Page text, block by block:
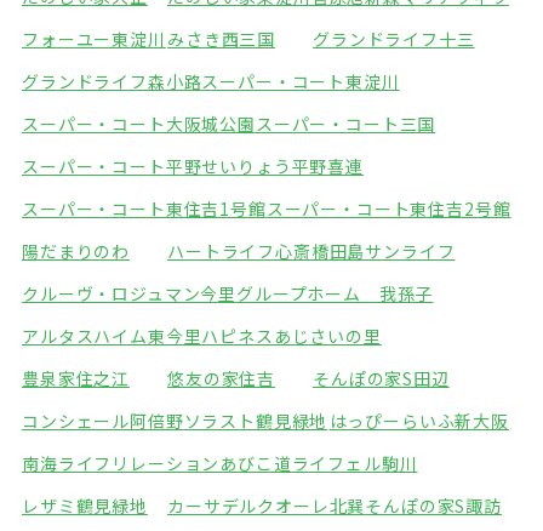
フォーユー東淀川 みさき西三国
グランドライフ十三
グランドライフ森小路スーパー・コート東淀川
スーパー・コート大阪城公園 スーパー・コート三国
スーパー・コート平野せいりょう平野喜連
スーパー・コート東住吉1号館スーパー・コート東住吉2号館
陽だまりのわ
ハートライフ心斎橋田島サンライフ
クルーヴ・ロジュマン今里 グループホーム 我孫子
アルタスハイム東今里ハピネスあじさいの里
豊泉家住之江
悠友の家住吉
そんぽの家S田辺
コンシェール阿倍野ソラスト鶴見緑地 はっぴーらいふ新大阪
南海ライフリレーションあびこ道ライフェル駒川
レザミ鶴見緑地
カーサデルクオーレ北巽そんぽの家S諏訪